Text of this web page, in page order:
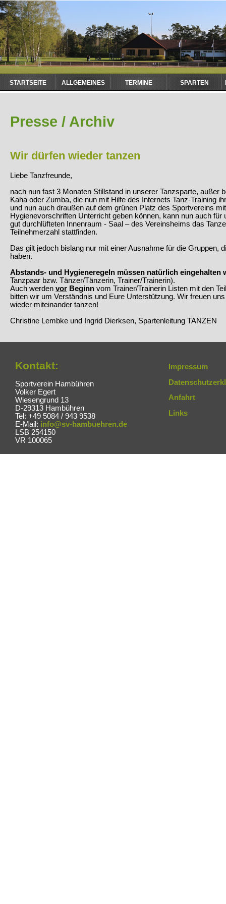
Navigation
überspringen
STARTSEITE ALLGEMEINES TERMINE SPARTEN
Presse / Archiv
Wir dürfen wieder tanzen
Liebe Tanzfreunde,
nach nun fast 3 Monaten Stillstand in unserer Tanzsparte, außer
Kaha oder Zumba, die nun mit Hilfe des Internets Tanz-Training
und nun auch draußen auf dem grünen Platz des Sportvereins
Hygienevorschriften Unterricht geben können, kann nun auch für
gut durchlüfteten Innenraum - Saal – des Vereinsheims das
Teilnehmerzahl stattfinden.
Das gilt jedoch bislang nur mit einer Ausnahme für die Gruppen,
haben.
Abstands- und Hygieneregeln müssen natürlich eingehalten
Tanzpaar bzw. Tänzer/Tänzerin, Trainer/Trainerin).
Auch werden vor Beginn vom Trainer/Trainerin Listen mit den
bitten wir um Verständnis und Eure Unterstützung. Wir freuen
wieder miteinander tanzen!
Christine Lembke und Ingrid Dierksen, Spartenleitung TANZEN
Kontakt:
Sportverein Hambühren
Volker Egert
Wiesengrund 13
D-29313 Hambühren
Tel: +49 5084 / 943 9538
E-Mail: info@sv-hambuehren.de
LSB 254150
VR 100065
Impressum
Anfahrt
Links